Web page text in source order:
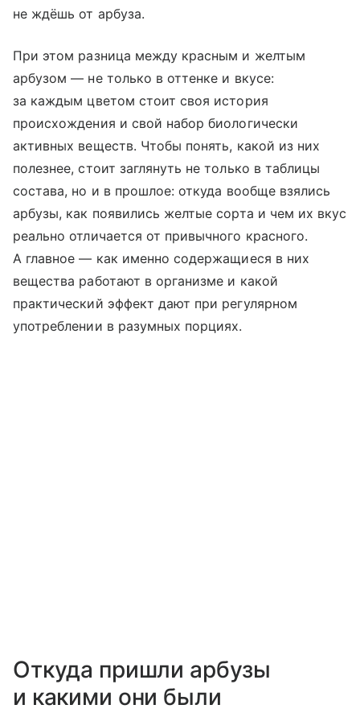
не ждёшь от арбуза.
При этом разница между красным и желтым
арбузом — не только в оттенке и вкусе:
за каждым цветом стоит своя история
происхождения и свой набор биологически
активных веществ. Чтобы понять, какой из них
полезнее, стоит заглянуть не только в таблицы
состава, но и в прошлое: откуда вообще взялись
арбузы, как появились желтые сорта и чем их вкус
реально отличается от привычного красного.
А главное — как именно содержащиеся в них
вещества работают в организме и какой
практический эффект дают при регулярном
употреблении в разумных порциях.
Откуда пришли арбузы
и какими они были